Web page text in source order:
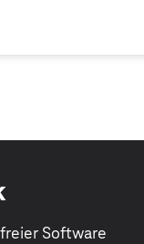
Software